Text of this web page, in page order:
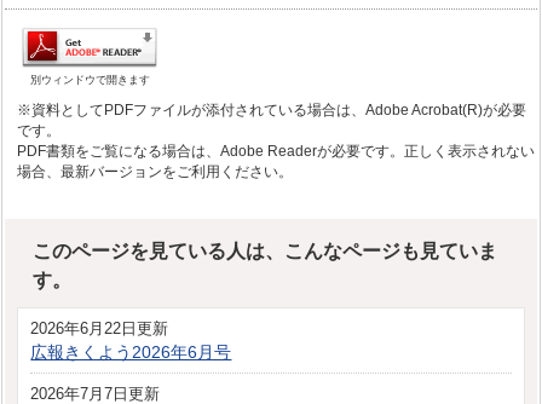
別ウィンドウで開きます
※資料としてPDFファイルが添付されている場合は、Adobe Acrobat(R)が必要
です。
PDF書類をご覧になる場合は、Adobe Readerが必要です。正しく表示されない
場合、最新バージョンをご利用ください。
このページを見ている人は、こんなページも見ていま
す。
2026年6月22日更新
広報きくよう2026年6月号
2026年7月7日更新